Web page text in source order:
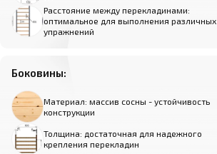
Расстояние между перекладинами:
оптимальное для выполнения различных
упражнений
Боковины:
Материал: массив сосны - устойчивость
конструкции
Толщина: достаточная для надежного
крепления перекладин